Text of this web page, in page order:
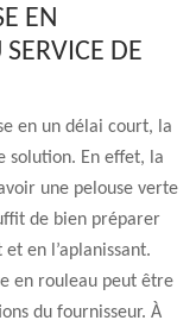
EN
DE
en un délai court, la
solution. En effet, la
une pelouse verte
de bien préparer
en l’aplanissant.
en rouleau peut être
du fournisseur. À